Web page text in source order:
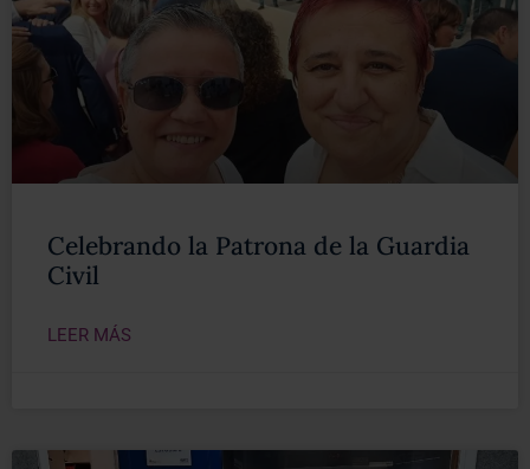
Celebrando la Patrona de la Guardia
Civil
LEER MÁS